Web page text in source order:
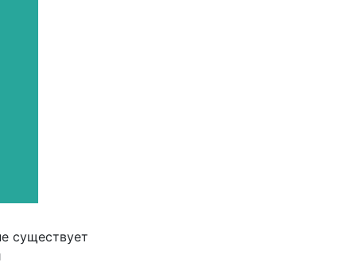
существует